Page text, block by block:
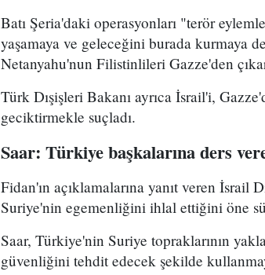
Batı Şeria'daki operasyonları "terör
yaşamaya ve geleceğini burada kurmaya
Netanyahu'nun Filistinlileri Gazze'den
Türk Dışişleri Bakanı ayrıca İsrail'i,
geciktirmekle suçladı.
Saar: Türkiye başkalarına ders
Fidan'ın açıklamalarına yanıt veren İsrail
Suriye'nin egemenliğini ihlal ettiğini öne
Saar, Türkiye'nin Suriye topraklarının
güvenliğini tehdit edecek şekilde